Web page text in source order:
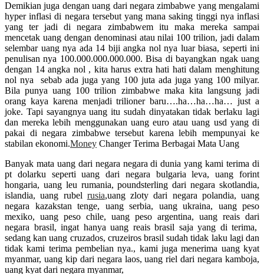
Demikian juga dengan uang dari negara zimbabwe yang mengalami
hyper inflasi di negara tersebut yang mana saking tinggi nya inflasi
yang ter jadi di negara zimbabwem itu maka mereka sampai
mencetak uang dengan denominasi atau nilai 100 trilion, jadi dalam
selembar uang nya ada 14 biji angka nol nya luar biasa, seperti ini
penulisan nya 100.000.000.000.000. Bisa di bayangkan ngak uang
dengan 14 angka nol , kita harus extra hati hati dalam menghitung
nol nya sebab ada juga yang 100 juta ada juga yang 100 milyar.
Bila punya uang 100 trilion zimbabwe maka kita langsung jadi
orang kaya karena menjadi trilioner baru….ha…ha…ha… just a
joke. Tapi sayangnya uang itu sudah dinyatakan tidak berlaku lagi
dan mereka lebih menggunakan uang euro atau uang usd yang di
pakai di negara zimbabwe tersebut karena lebih mempunyai ke
stabilan ekonomi.Money Changer Terima Berbagai Mata Uang
Banyak mata uang dari negara negara di dunia yang kami terima di
pt dolarku seperti uang dari negara bulgaria leva, uang forint
hongaria, uang leu rumania, poundsterling dari negara skotlandia,
islandia, uang rubel rusia,uang zloty dari negara polandia, uang
negara kazakstan tenge, uang serbia, uang ukraina, uang peso
mexiko, uang peso chile, uang peso argentina, uang reais dari
negara brasil, ingat hanya uang reais brasil saja yang di terima,
sedang kan uang cruzados, cruzeiros brasil sudah tidak laku lagi dan
tidak kami terima pembelian nya., kami juga menerima uang kyat
myanmar, uang kip dari negara laos, uang riel dari negara kamboja,
uang kyat dari negara myanmar,